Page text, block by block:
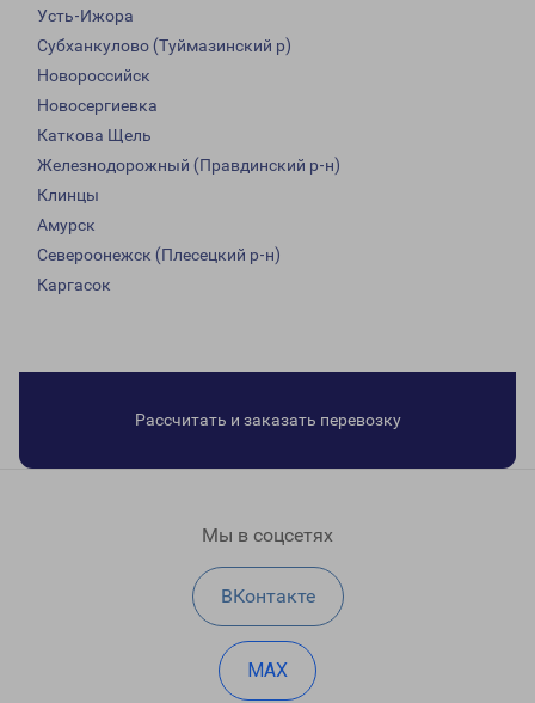
Усть-Ижора
Субханкулово (Туймазинский р)
Новороссийск
Новосергиевка
Каткова Щель
Железнодорожный (Правдинский р-н)
Клинцы
Амурск
Североонежск (Плесецкий р-н)
Каргасок
Рассчитать и заказать перевозку
Мы в соцсетях
ВКонтакте
MAX